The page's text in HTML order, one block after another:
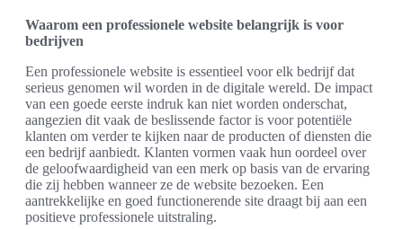
Waarom een professionele website belangrijk is voor
bedrijven
Een professionele website is essentieel voor elk bedrijf dat
serieus genomen wil worden in de digitale wereld. De impact
van een goede eerste indruk kan niet worden onderschat,
aangezien dit vaak de beslissende factor is voor potentiële
klanten om verder te kijken naar de producten of diensten die
een bedrijf aanbiedt. Klanten vormen vaak hun oordeel over
de geloofwaardigheid van een merk op basis van de ervaring
die zij hebben wanneer ze de website bezoeken. Een
aantrekkelijke en goed functionerende site draagt bij aan een
positieve professionele uitstraling.